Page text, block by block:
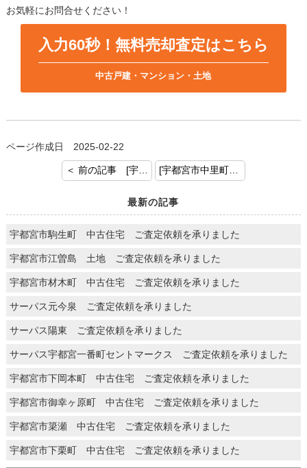
お気軽にお問合せください！
入力60秒！無料売却査定はこちら
中古戸建・マンション・土地
ページ作成日 2025-02-22
＜ 前の記事 [宇都宮今宮1丁目 土地 ご契約おめでとうございます] [宇都宮市中里町 新築戸建 ご成約おめでとうございます] 次の記事 ＞
最新の記事
宇都宮市駒生町 中古住宅 ご査定依頼を承りました
宇都宮市江曽島 土地 ご査定依頼を承りました
宇都宮市材木町 中古住宅 ご査定依頼を承りました
サーパス元今泉 ご査定依頼を承りました
サーパス陽東 ご査定依頼を承りました
サーパス宇都宮一番町セントマークス ご査定依頼を承りました
宇都宮市下岡本町 中古住宅 ご査定依頼を承りました
宇都宮市御幸ヶ原町 中古住宅 ご査定依頼を承りました
宇都宮市簗瀬 中古住宅 ご査定依頼を承りました
宇都宮市下栗町 中古住宅 ご査定依頼を承りました